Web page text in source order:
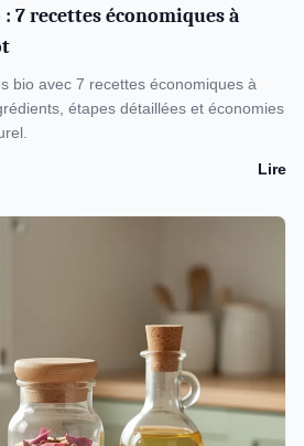
7 recettes économiques à
bio avec 7 recettes économiques à
étapes détaillées et économies
Lire